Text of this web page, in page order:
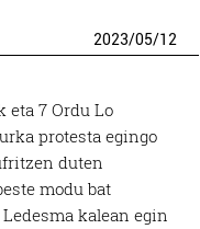
2023/05/12
eta 7 Ordu Lo
protesta egingo
duten
modu bat
kalean egin